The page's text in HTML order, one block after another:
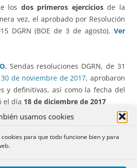
usamos cookies
para que todo funcione bien y para
los dos primeros ejerciciosde la
vez, el aprobado por Resolución
DGRN (BOE de 3 de agosto). Ver
Sendas resoluciones DGRN, de 31
30 de noviembre de 2017, aprobaron
y definitivas, así como la fecha del
el día 18 de diciembre de 2017
JUS/1335/2017, de 22 de diciembre,
presidido por don Eugenio
Registrador adscrito a la Dirección